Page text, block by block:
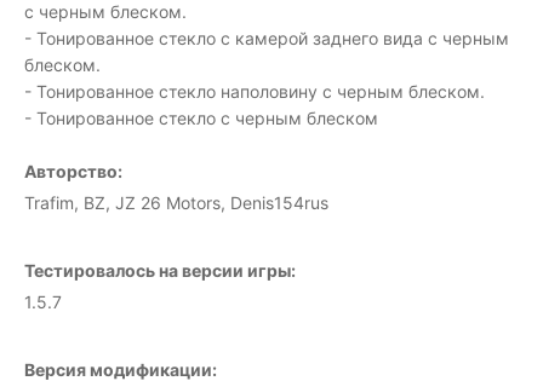
с черным блеском.
- Тонированное стекло с камерой заднего вида с черным
блеском.
- Тонированное стекло наполовину с черным блеском.
- Тонированное стекло с черным блеском
Авторство:
Trafim, BZ, JZ 26 Motors, Denis154rus
Тестировалось на версии игры:
1.5.7
Версия модификации: